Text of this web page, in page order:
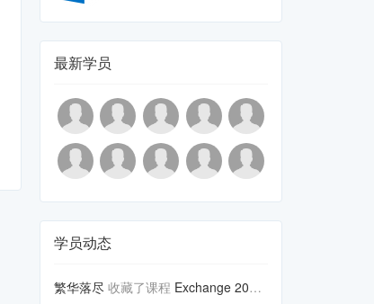
最新学员
学员动态
繁华落尽 收藏了课程 Exchange 2003 ...